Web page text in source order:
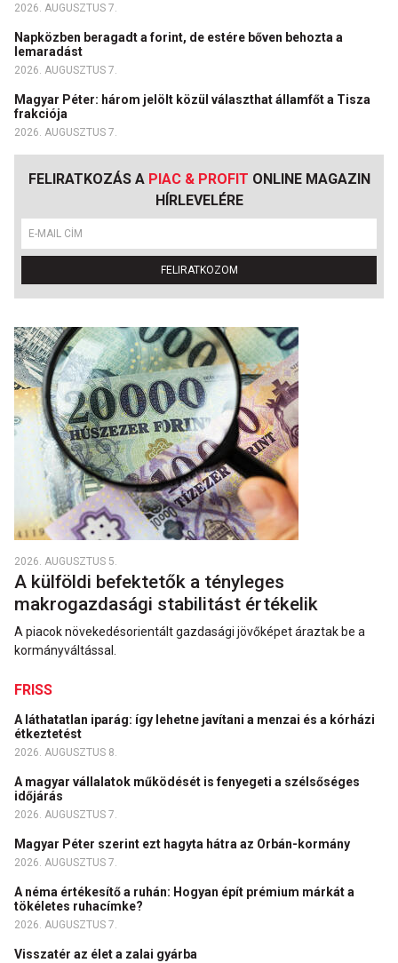
2026. AUGUSZTUS 7.
Napközben beragadt a forint, de estére bőven behozta a
lemaradást
2026. AUGUSZTUS 7.
Magyar Péter: három jelölt közül választhat államfőt a Tisza
frakciója
2026. AUGUSZTUS 7.
FELIRATKOZÁS A PIAC & PROFIT ONLINE MAGAZIN
HÍRLEVELÉRE
FELIRATKOZOM
2026. AUGUSZTUS 5.
A külföldi befektetők a tényleges
makrogazdasági stabilitást értékelik
A piacok növekedésorientált gazdasági jövőképet áraztak be a
kormányváltással.
FRISS
A láthatatlan iparág: így lehetne javítani a menzai és a kórházi
étkeztetést
2026. AUGUSZTUS 8.
A magyar vállalatok működését is fenyegeti a szélsőséges
időjárás
2026. AUGUSZTUS 7.
Magyar Péter szerint ezt hagyta hátra az Orbán-kormány
2026. AUGUSZTUS 7.
A néma értékesítő a ruhán: Hogyan épít prémium márkát a
tökéletes ruhacímke?
2026. AUGUSZTUS 7.
Visszatér az élet a zalai gyárba